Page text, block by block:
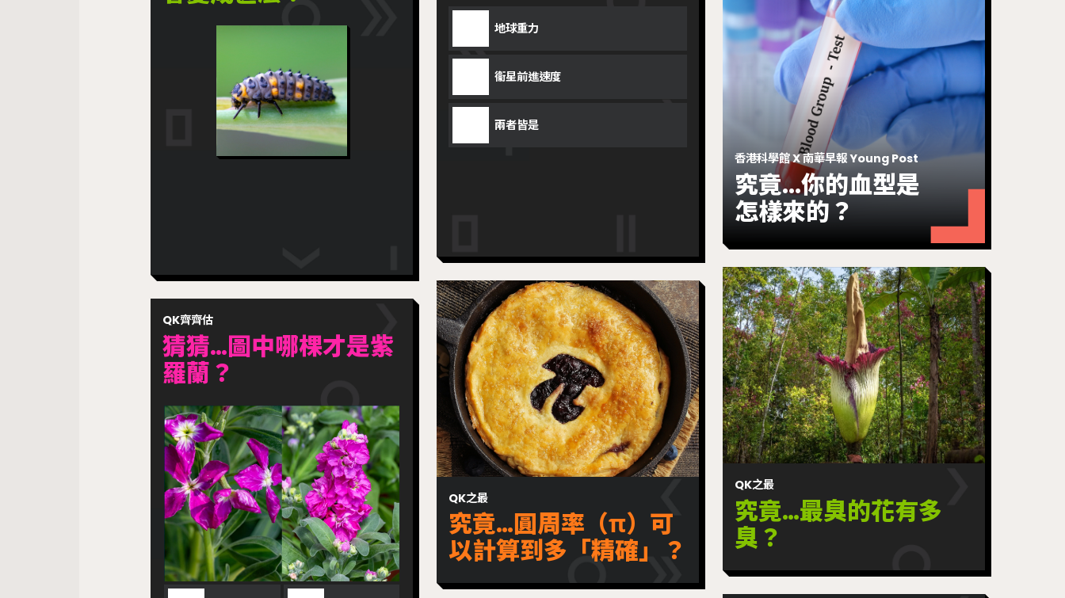
香港科學館 X 南華早報 Young Post
究竟...你的血型是
怎樣來的？
地球重力
衞星前進速度
兩者皆是
QK之最
究竟…最臭的花有多
臭？
QK之最
究竟…圓周率（π）可
以計算到多「精確」？
QK齊齊估
猜猜…圖中哪棵才是紫
羅蘭？